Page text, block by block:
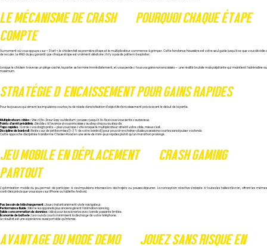
LE MÉCANISME DE CRASH — POURQUOI CHAQUE ÉTAPE
COMPTE
Au moment où vous appuyez sur « Start », le chicken fait sa première étape et le multiplicateur commence à grimper. Cette tendance haussière est votre seul guide jusqu’à ce que vous décidiez
de reculer. Le RNG du jeu garantit que chaque étape est vraiment aléatoire ; il n’y a pas de pattern à exploiter.
Lorsque le chicken traverse un piège caché, la partie se termine immédiatement, et vous perdez tous vos gains non encaissés — une réalité brutale mais palpitante qui maintient l’adrénaline au
maximum.
STRATÉGIE D’ENCAISSEMENT POUR GAINS RAPIDES
Pour les joueurs qui aiment les impulsions courtes, la clé réside dans la fixation d’objectifs d’encaissement précis avant le début de la partie.
Multiplicateurs cibles :Visez 1,5x–2x sur Easy ou Medium ; poussez jusqu’à 3x–5x si vous vous sentez audacieux.
Points d’arrêt prédéfinis :Décidez à l’avance si vous encaissez au step cinq ou au step dix.
Taps rapides :Gardez vos doigts prêts — plus vous tapez vite lorsque le multiplicateur atteint votre cible, mieux c’est.
Discipline de bankroll :Restez sur de petites mises (1–3 % de votre bankroll) pour pouvoir enchaîner plusieurs sessions courtes sans épuiser vos fonds.
Cette approche disciplinée transforme Chicken Road en une série de mini-jeux rapides plutôt qu’un marathon prolongé.
JEU MOBILE EN DÉPLACEMENT — CRASH GAMING
PARTOUT
L’optimisation mobile du jeu permet de participer à ces impulsions intenses lors des trajets ou pauses déjeuner. La conception réactive s’adapte à toutes les tailles d’écran, offrant les mêmes
contrôles précis que vous soyez sur iPhone ou tablette Android.
Pas besoin de téléchargement :Jouez instantanément via le navigateur.
Performance fluide :Même les appareils plus anciens gèrent l’animation sans lag.
Faible consommation de données :Idéal pour les scénarios avec bande passante limitée.
Économie de batterie :Les rounds courts minimisent la décharge de votre téléphone.
Le résultat est une expérience aussi portable qu’intense.
AVANTAGE DU MODE DEMO — JOUEZ SANS RISQUE EN